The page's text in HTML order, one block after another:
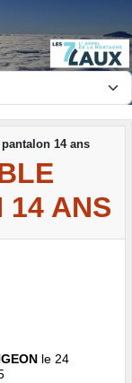
14 ans
14 ANS
le 24